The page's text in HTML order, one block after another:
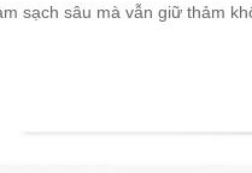
sạch sâu mà vẫn giữ thảm